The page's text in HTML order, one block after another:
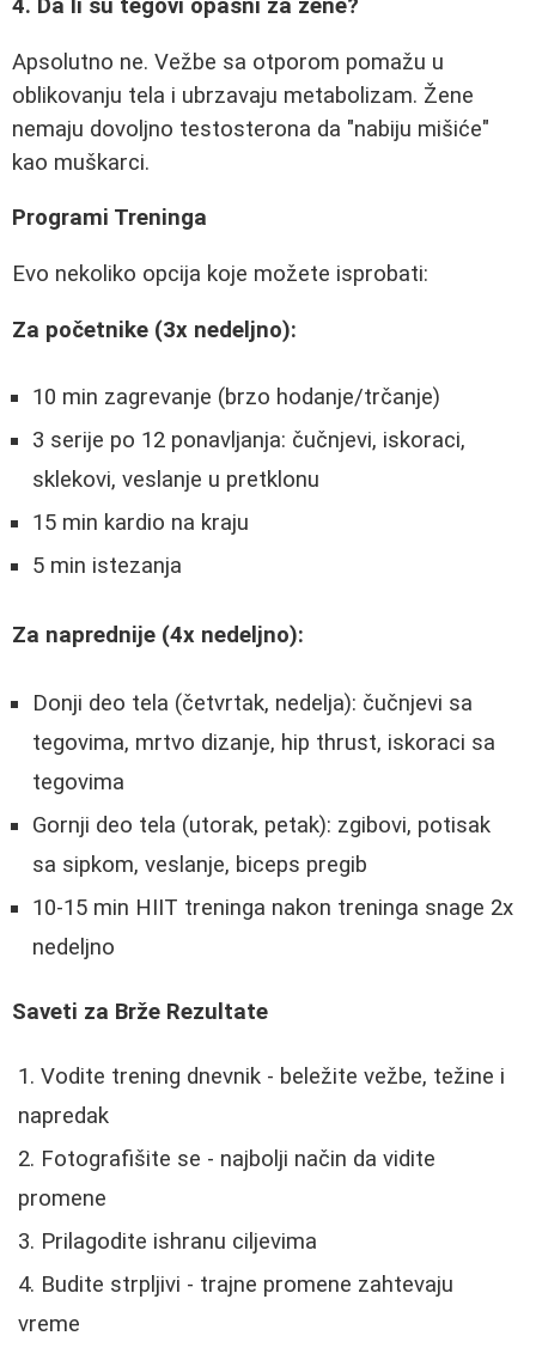
4. Da li su tegovi opasni za žene?
Apsolutno ne. Vežbe sa otporom pomažu u
oblikovanju tela i ubrzavaju metabolizam. Žene
nemaju dovoljno testosterona da "nabiju mišiće"
kao muškarci.
Programi Treninga
Evo nekoliko opcija koje možete isprobati:
Za početnike (3x nedeljno):
10 min zagrevanje (brzo hodanje/trčanje)
3 serije po 12 ponavljanja: čučnjevi, iskoraci,
sklekovi, veslanje u pretklonu
15 min kardio na kraju
5 min istezanja
Za naprednije (4x nedeljno):
Donji deo tela (četvrtak, nedelja): čučnjevi sa
tegovima, mrtvo dizanje, hip thrust, iskoraci sa
tegovima
Gornji deo tela (utorak, petak): zgibovi, potisak
sa sipkom, veslanje, biceps pregib
10-15 min HIIT treninga nakon treninga snage 2x
nedeljno
Saveti za Brže Rezultate
Vodite trening dnevnik - beležite vežbe, težine i
napredak
Fotografišite se - najbolji način da vidite
promene
Prilagodite ishranu ciljevima
Budite strpljivi - trajne promene zahtevaju
vreme